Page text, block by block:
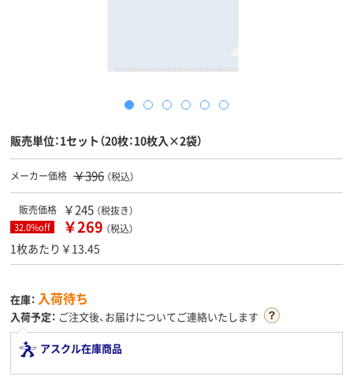
販売単位：1セット（20枚：10枚入×2袋）
メーカー価格 ￥396 （税込）
販売価格 ￥245 （税抜き）
32.0%off ￥269 （税込）
1枚あたり￥13.45
在庫： 入荷待ち
入荷予定： ご注文後、お届けについてご連絡いたします
アスクル在庫商品